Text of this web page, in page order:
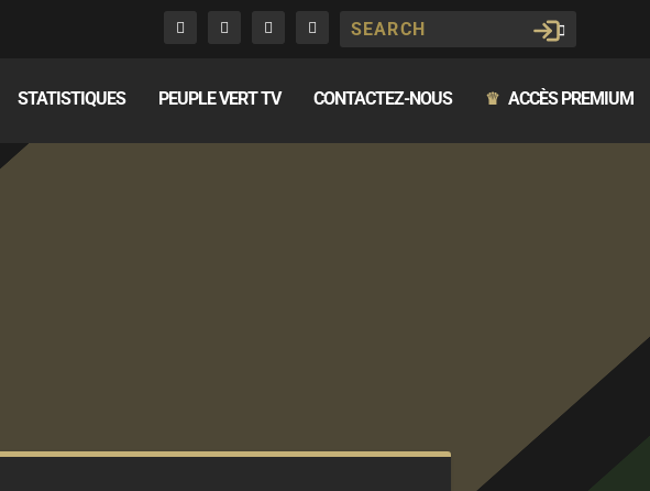
STATISTIQUES PEUPLE VERT TV CONTACTEZ-NOUS ♛ ACCÈS PREMIUM